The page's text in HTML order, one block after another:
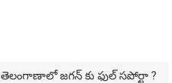
తెలంగాణాలో జగన్ కు ఫుల్ సపోర్టా ?